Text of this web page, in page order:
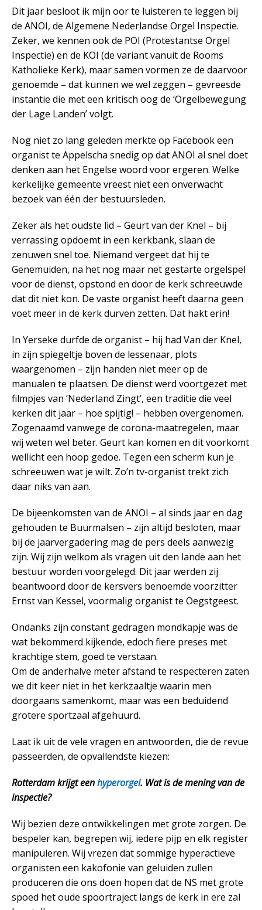
Dit jaar besloot ik mijn oor te luisteren te leggen bij
de ANOI, de Algemene Nederlandse Orgel Inspectie.
Zeker, we kennen ook de POI (Protestantse Orgel
Inspectie) en de KOI (de variant vanuit de Rooms
Katholieke Kerk), maar samen vormen ze de daarvoor
genoemde – dat kunnen we wel zeggen – gevreesde
instantie die met een kritisch oog de ‘Orgelbewegung
der Lage Landen’ volgt.
Nog niet zo lang geleden merkte op Facebook een
organist te Appelscha snedig op dat ANOI al snel doet
denken aan het Engelse woord voor ergeren. Welke
kerkelijke gemeente vreest niet een onverwacht
bezoek van één der bestuursleden.
Zeker als het oudste lid – Geurt van der Knel – bij
verrassing opdoemt in een kerkbank, slaan de
zenuwen snel toe. Niemand vergeet dat hij te
Genemuiden, na het nog maar net gestarte orgelspel
voor de dienst, opstond en door de kerk schreeuwde
dat dit niet kon. De vaste organist heeft daarna geen
voet meer in de kerk durven zetten. Dat hakt erin!
In Yerseke durfde de organist – hij had Van der Knel,
in zijn spiegeltje boven de lessenaar, plots
waargenomen – zijn handen niet meer op de
manualen te plaatsen. De dienst werd voortgezet met
filmpjes van ‘Nederland Zingt’, een traditie die veel
kerken dit jaar – hoe spijtig! – hebben overgenomen.
Zogenaamd vanwege de corona-maatregelen, maar
wij weten wel beter. Geurt kan komen en dit voorkomt
wellicht een hoop gedoe. Tegen een scherm kun je
schreeuwen wat je wilt. Zo’n tv-organist trekt zich
daar niks van aan.
De bijeenkomsten van de ANOI – al sinds jaar en dag
gehouden te Buurmalsen – zijn altijd besloten, maar
bij de jaarvergadering mag de pers deels aanwezig
zijn. Wij zijn welkom als vragen uit den lande aan het
bestuur worden voorgelegd. Dit jaar werden zij
beantwoord door de kersvers benoemde voorzitter
Ernst van Kessel, voormalig organist te Oegstgeest.
Ondanks zijn constant gedragen mondkapje was de
wat bekommerd kijkende, edoch fiere preses met
krachtige stem, goed te verstaan.
Om de anderhalve meter afstand te respecteren zaten
we dit keer niet in het kerkzaaltje waarin men
doorgaans samenkomt, maar was een beduidend
grotere sportzaal afgehuurd.
Laat ik uit de vele vragen en antwoorden, die de revue
passeerden, de opvallendste kiezen:
Rotterdam krijgt eenhyperorgel. Wat is de mening van de
inspectie?
Wij bezien deze ontwikkelingen met grote zorgen. De
bespeler kan, begrepen wij, iedere pijp en elk register
manipuleren. Wij vrezen dat sommige hyperactieve
organisten een kakofonie van geluiden zullen
produceren die ons doen hopen dat de NS met grote
spoed het oude spoortraject langs de kerk in ere zal